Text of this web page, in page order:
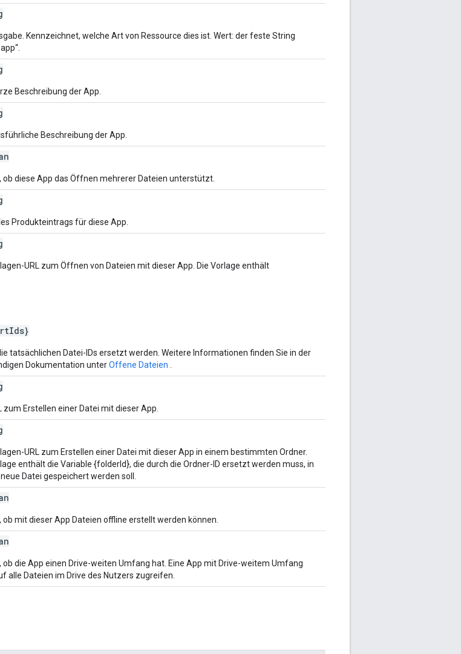
Kennzeichnet, welche Art von Ressource dies ist. Wert: der feste String
Beschreibung der App.
Beschreibung der App.
ob diese App das Öffnen mehrerer Dateien unterstützt.
Produkteintrags für diese App.
URL zum Öffnen von Dateien mit dieser App. Die Vorlage enthält
tatsächlichen Datei-IDs ersetzt werden. Weitere Informationen finden Sie in der
Dokumentation unterOffene Dateien
zum Erstellen einer Datei mit dieser App.
URL zum Erstellen einer Datei mit dieser App in einem bestimmten Ordner.
enthält die Variable {folderId}, die durch die Ordner-ID ersetzt werden muss, in
Datei gespeichert werden soll.
ob mit dieser App Dateien offline erstellt werden können.
ob die App einen Drive-weiten Umfang hat. Eine App mit Drive-weitem Umfang
alle Dateien im Drive des Nutzers zugreifen.